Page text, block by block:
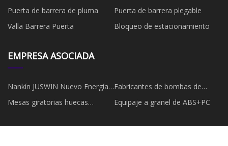
Puerta de barrera de pluma
Puerta de barrera plegable
Valla Barrera Puerta
Bloqueo de estacionamiento
EMPRESA ASOCIADA
Nankín JUSWIN Nuevo Energía
Tecnología Co., Ltd
Fabricantes de bombas de
transmisión de magmetoc
Mesas giratorias huecas
Equipaje a granel de ABS+PC